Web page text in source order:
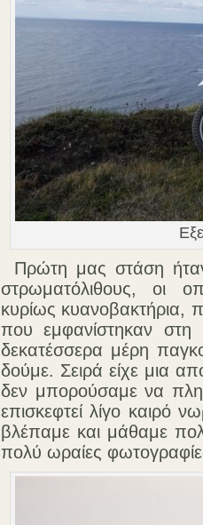
Πρώτη μας στάση
στρωματόλιθους, οι
κυρίως κυανοβακτήρια,
που εμφανίστηκαν στη
δεκατέσσερα μέρη
δούμε. Σειρά είχε μια
δεν μπορούσαμε να
επισκεφτεί λίγο
βλέπαμε και μάθαμε
πολύ ωραίες